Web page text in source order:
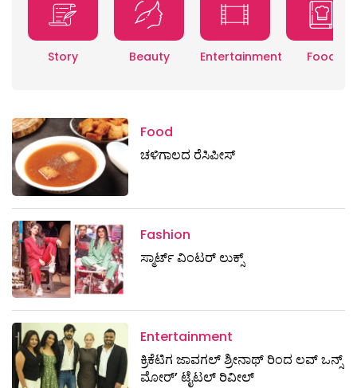
Story Beauty Entertainment Food
Food
ಚಳಿಗಾಲದ ರೆಸಿಪೀಸ್
Fashion
ಸ್ಮಾರ್ಟ್‌ ವಿಂಟರ್‌ ಲುಕ್ಸ್
Entertainment
ಕ್ರಿಕೆಟಿಗ ಜಾವಗಲ್ ಶ್ರೀನಾಥ್ ರಿಂದ ಲವ್ ಒನ್ಸ್
ಮೋರ್’ ಟೈಟಲ್ ರಿವೀಲ್